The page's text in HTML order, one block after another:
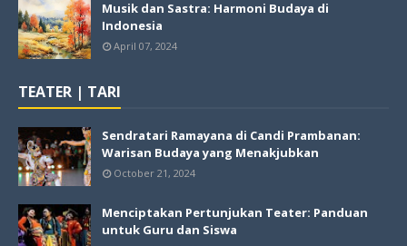
Musik dan Sastra: Harmoni Budaya di
Indonesia
April 07, 2024
TEATER | TARI
Sendratari Ramayana di Candi Prambanan:
Warisan Budaya yang Menakjubkan
October 21, 2024
Menciptakan Pertunjukan Teater: Panduan
untuk Guru dan Siswa